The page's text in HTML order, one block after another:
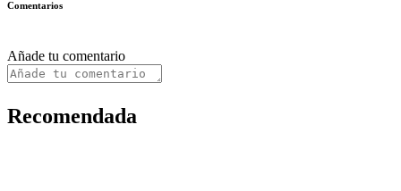
Comentarios
Añade tu comentario
Recomendada